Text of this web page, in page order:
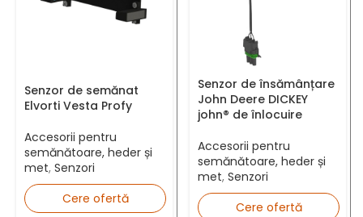
Mesaj
Senzor de semănat
Elvorti Vesta Profy
Accesorii pentru
semănătoare, heder și
met, Senzori
Cere ofertă
Senzor de însămânțare
John Deere DICKEY
john® de înlocuire
Accesorii pentru
semănătoare, heder și
met, Senzori
Cere ofertă